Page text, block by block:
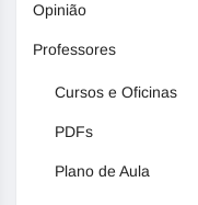
Opinião
Professores
Cursos e Oficinas
PDFs
Plano de Aula